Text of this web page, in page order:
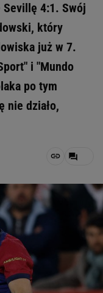
4:1. Swój
który
już w 7.
i "Mundo
po tym
nie działo,